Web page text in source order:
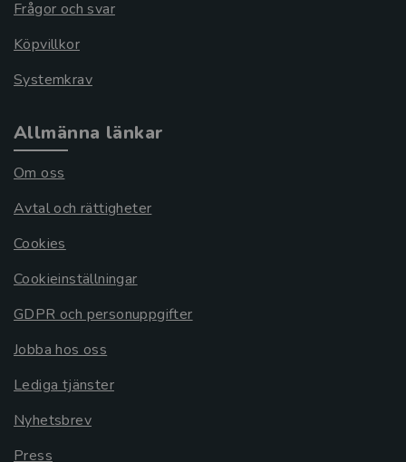
Frågor och svar
Köpvillkor
Systemkrav
Allmänna länkar
Om oss
Avtal och rättigheter
Cookies
Cookieinställningar
GDPR och personuppgifter
Jobba hos oss
Lediga tjänster
Nyhetsbrev
Press